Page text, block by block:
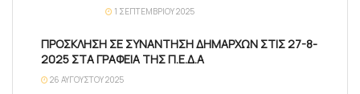
1 ΣΕΠΤΕΜΒΡΊΟΥ 2025
ΠΡΟΣΚΛΗΣΗ ΣΕ ΣΥΝΑΝΤΗΣΗ ΔΗΜΑΡΧΩΝ ΣΤΙΣ 27-8-
2025 ΣΤΑ ΓΡΑΦΕΙΑ ΤΗΣ Π.Ε.Δ.Α
26 ΑΥΓΟΎΣΤΟΥ 2025